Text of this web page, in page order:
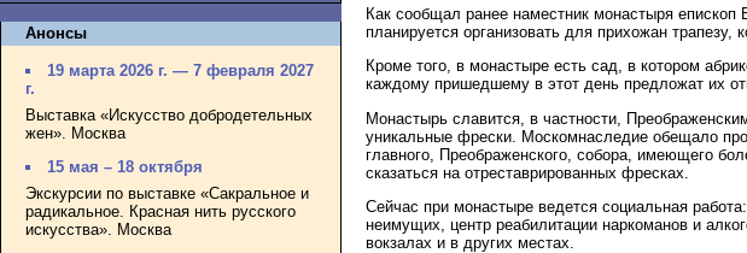
Анонсы
19 марта 2026 г. — 7 февраля 2027
г.
Выставка «Искусство добродетельных
жен». Москва
15 мая – 18 октября
Экскурсии по выставке «Сакральное и
радикальное. Красная нить русского
искусства». Москва
Как сообщал ранее наместник монастыря епископ
планируется организовать для прихожан трапезу,
Кроме того, в монастыре есть сад, в котором
каждому пришедшему в этот день предложат их
Монастырь славится, в частности,
уникальные фрески. Москомнаследие обещало
главного, Преображенского, собора, имеющего
сказаться на отреставрированных фресках.
Сейчас при монастыре ведется социальная
неимущих, центр реабилитации наркоманов и
вокзалах и в других местах.